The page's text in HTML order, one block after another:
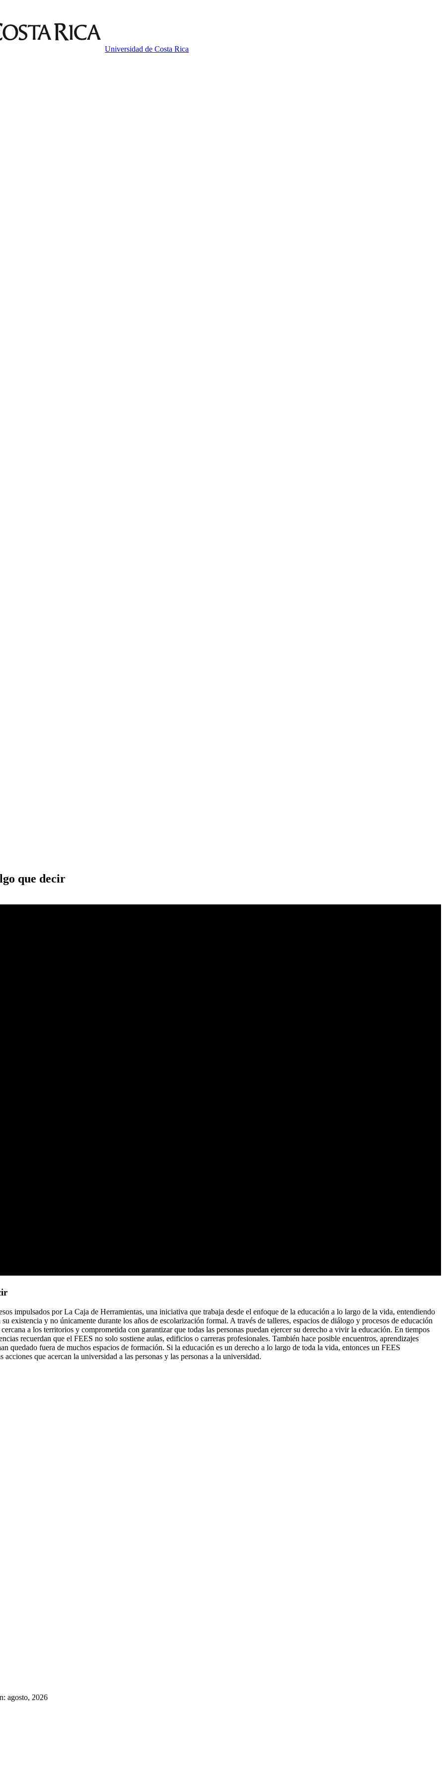
Universidad de Costa Rica
que decir
impulsados por La Caja de Herramientas, una iniciativa que trabaja desde el enfoque de la educación a lo largo de la vida, entendiendo
existencia y no únicamente durante los años de escolarización formal. A través de talleres, espacios de diálogo y procesos de educación
a los territorios y comprometida con garantizar que todas las personas puedan ejercer su derecho a vivir la educación. En tiempos
recuerdan que el FEES no solo sostiene aulas, edificios o carreras profesionales. También hace posible encuentros, aprendizajes
quedado fuera de muchos espacios de formación. Si la educación es un derecho a lo largo de toda la vida, entonces un FEES
que acercan la universidad a las personas y las personas a la universidad.
agosto, 2026